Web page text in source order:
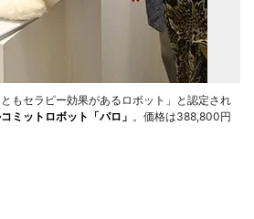
もセラピー効果があるロボット」と認定され
ミットロボット「パロ」 。価格は388,800円